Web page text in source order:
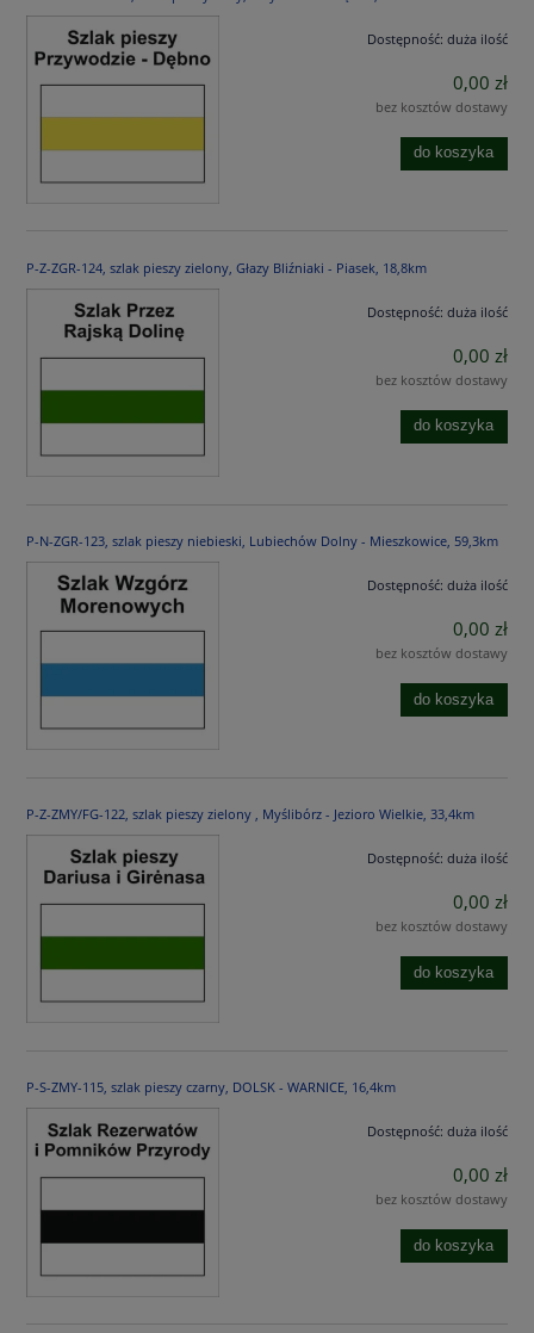
Dostępność: duża ilość
0,00 zł
bez kosztów dostawy
do koszyka
P-Z-ZGR-124, szlak pieszy zielony, Głazy Bliźniaki - Piasek, 18,8km
Dostępność: duża ilość
0,00 zł
bez kosztów dostawy
do koszyka
P-N-ZGR-123, szlak pieszy niebieski, Lubiechów Dolny - Mieszkowice, 59,3km
Dostępność: duża ilość
0,00 zł
bez kosztów dostawy
do koszyka
P-Z-ZMY/FG-122, szlak pieszy zielony , Myślibórz - Jezioro Wielkie, 33,4km
Dostępność: duża ilość
0,00 zł
bez kosztów dostawy
do koszyka
P-S-ZMY-115, szlak pieszy czarny, DOLSK - WARNICE, 16,4km
Dostępność: duża ilość
0,00 zł
bez kosztów dostawy
do koszyka